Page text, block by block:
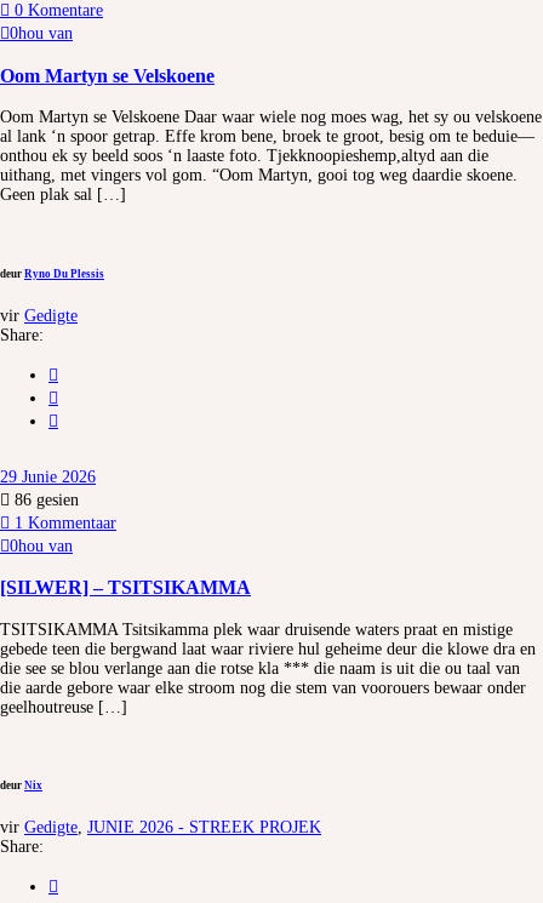
0 Komentare
0hou van
Oom Martyn se Velskoene
Oom Martyn se Velskoene Daar waar wiele nog moes wag, het sy ou velskoene
al lank ‘n spoor getrap. Effe krom bene, broek te groot, besig om te beduie—
onthou ek sy beeld soos ‘n laaste foto. Tjekknoopieshemp,altyd aan die
uithang, met vingers vol gom. “Oom Martyn, gooi tog weg daardie skoene.
Geen plak sal […]
deur Ryno Du Plessis
vir Gedigte
Share:
29 Junie 2026
86 gesien
1 Kommentaar
0hou van
[SILWER] – TSITSIKAMMA
TSITSIKAMMA Tsitsikamma plek waar druisende waters praat en mistige
gebede teen die bergwand laat waar riviere hul geheime deur die klowe dra en
die see se blou verlange aan die rotse kla *** die naam is uit die ou taal van
die aarde gebore waar elke stroom nog die stem van voorouers bewaar onder
geelhoutreuse […]
deur Nix
vir Gedigte, JUNIE 2026 - STREEK PROJEK
Share: